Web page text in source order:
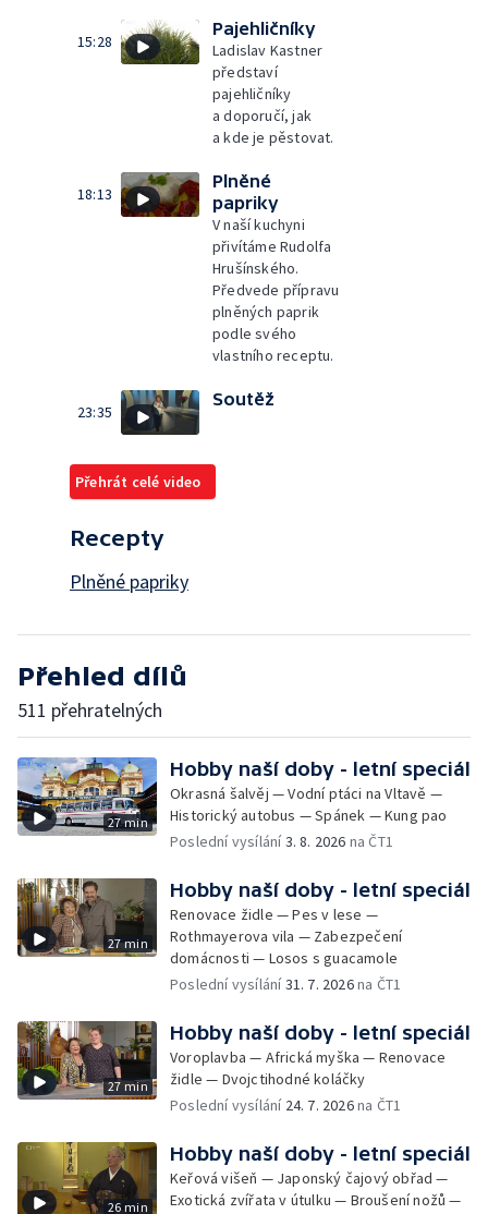
15:28
Pajehličníky
Ladislav Kastner
představí
pajehličníky
a doporučí, jak
a kde je pěstovat.
18:13
Plněné
papriky
V naší kuchyni
přivítáme Rudolfa
Hrušínského.
Předvede přípravu
plněných paprik
podle svého
vlastního receptu.
23:35
Soutěž
Přehrát celé video
Recepty
Plněné papriky
Přehled dílů
511 přehratelných
27 min
Hobby naší doby - letní speciál
Okrasná šalvěj — Vodní ptáci na Vltavě —
Historický autobus — Spánek — Kung pao
Poslední vysílání3. 8. 2026 na ČT1
27 min
Hobby naší doby - letní speciál
Renovace židle — Pes v lese —
Rothmayerova vila — Zabezpečení
domácnosti — Losos s guacamole
Poslední vysílání31. 7. 2026na ČT1
27 min
Hobby naší doby - letní speciál
Voroplavba — Africká myška — Renovace
židle — Dvojctihodné koláčky
Poslední vysílání 24. 7. 2026na ČT1
26 min
Hobby naší doby - letní speciál
Keřová višeň — Japonský čajový obřad —
Exotická zvířata v útulku — Broušení nožů —